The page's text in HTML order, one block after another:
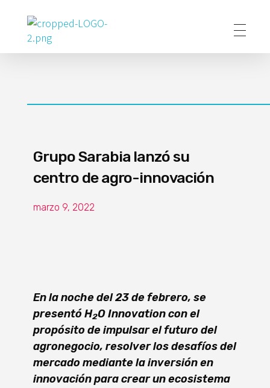
Poder Agropecuario
Grupo Sarabia lanzó su
centro de agro-innovación
marzo 9, 2022
En la noche del 23 de febrero, se
presentó H2O Innovation con el
propósito de impulsar el futuro del
agronegocio, resolver los desafíos del
mercado mediante la inversión en
innovación para crear un ecosistema